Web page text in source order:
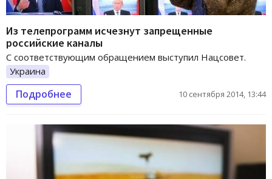
Из телепрограмм исчезнут запрещенные
российские каналы
С соответствующим обращением выступил Нацсовет.
Украина
Подробнее 10 сентября 2014, 13:44